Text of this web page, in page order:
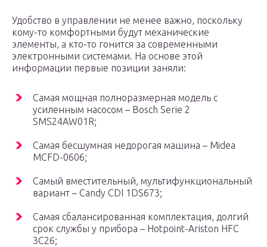
Удобство в управлении не менее важно, поскольку
кому-то комфортными будут механические
элементы, а кто-то гонится за современными
электронными системами. На основе этой
информации первые позиции заняли:
Самая мощная полноразмерная модель с
усиленным насосом – Bosch Serie 2
SMS24AW01R;
Самая бесшумная недорогая машина – Midea
MCFD-0606;
Самый вместительный, мультифункциональный
вариант – Candy CDI 1DS673;
Самая сбалансированная комплектация, долгий
срок службы у прибора – Hotpoint-Ariston HFC
3C26;